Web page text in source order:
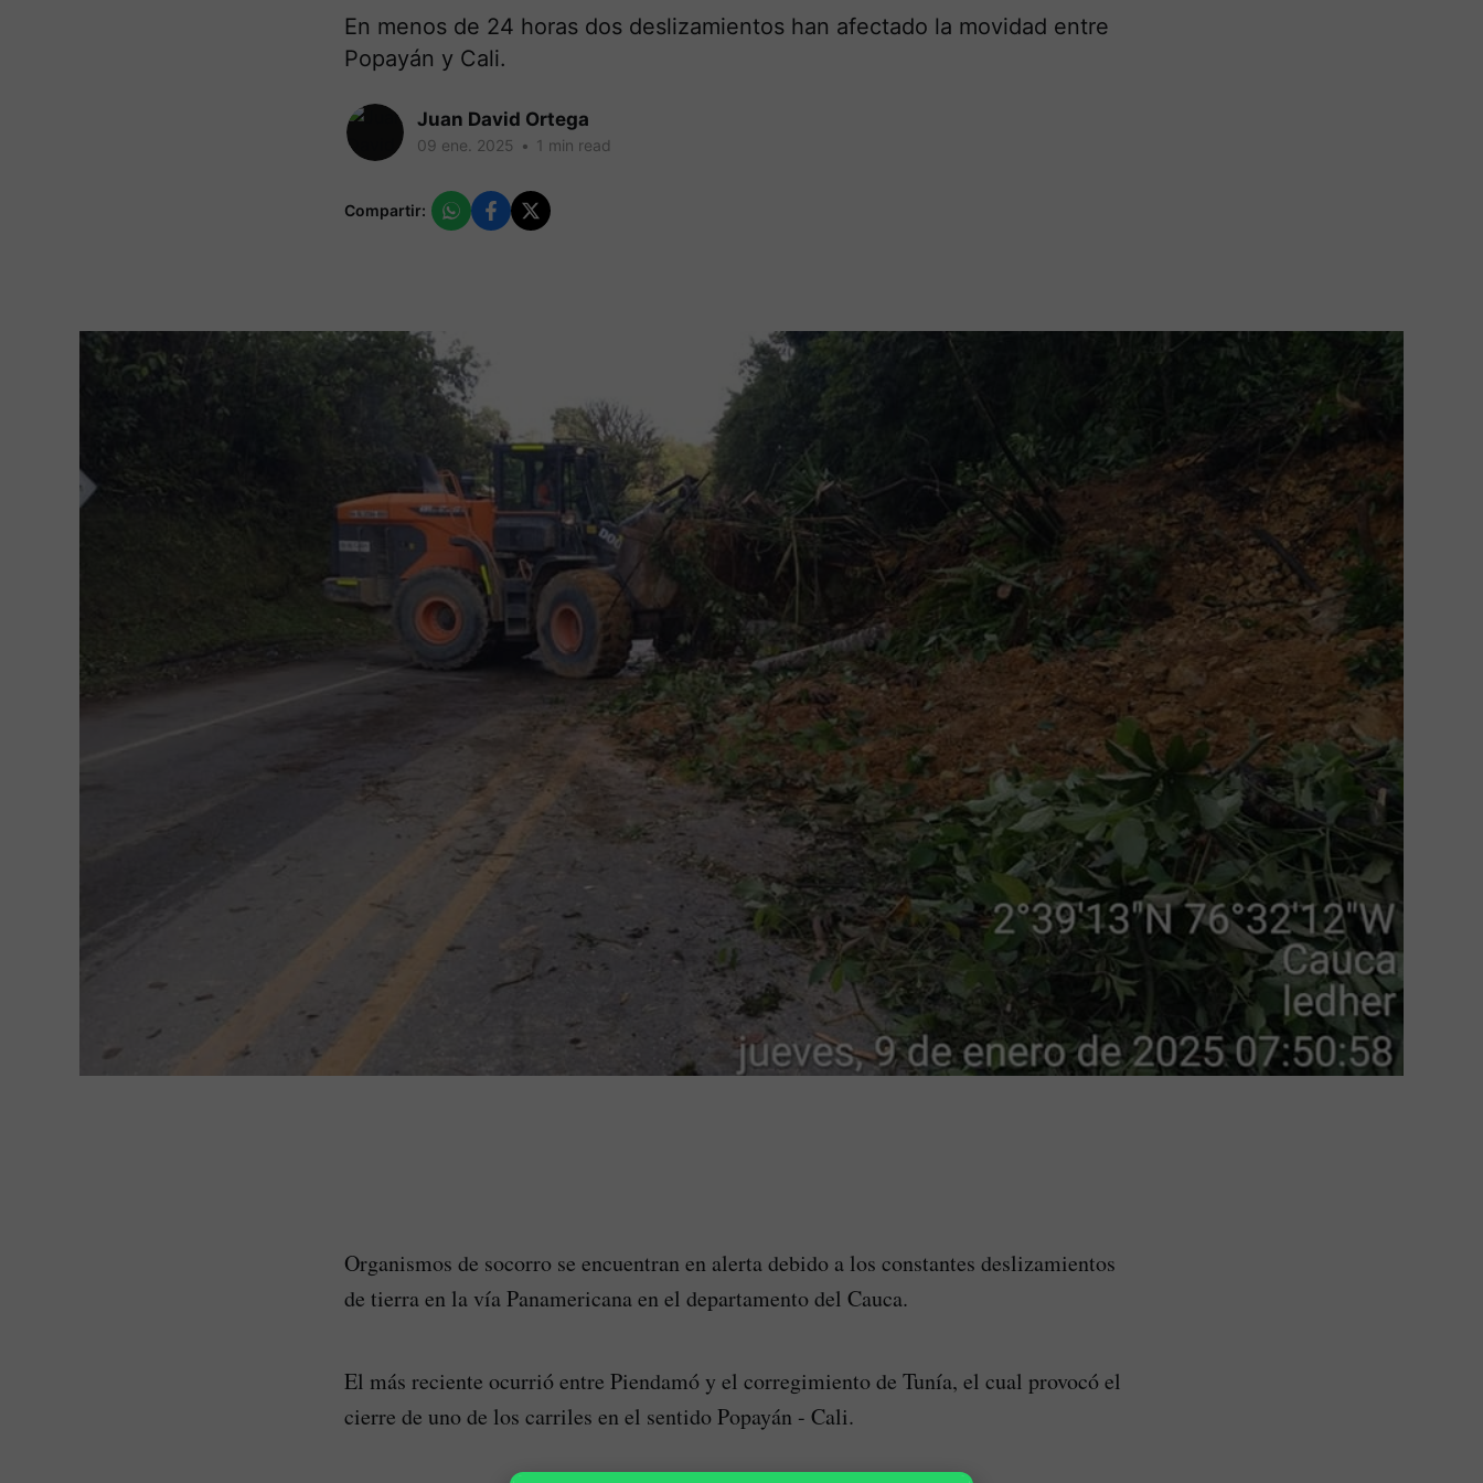
En menos de 24 horas dos deslizamientos han afectado la movidad entre
Popayán y Cali.
Juan David Ortega
09 ene. 2025 • 1 min read
Compartir:
Organismos de socorro se encuentran en alerta debido a los constantes deslizamientos
de tierra en la vía Panamericana en el departamento del Cauca.
El más reciente ocurrió entre Piendamó y el corregimiento de Tunía, el cual provocó el
cierre de uno de los carriles en el sentido Popayán - Cali.